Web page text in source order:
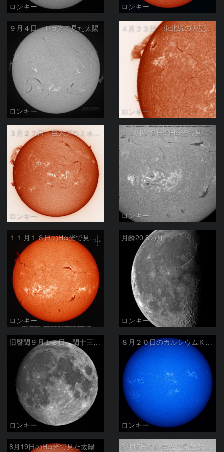
ロンキー ロンキー
９月４日 Ｈα光で見た太陽
ロンキー
４月２３日 東北縁の大型プロミネンス
ロンキー
ロンキー
１１月１９日のHα光で見た活動領域
ロンキー
１１月１８日のHα光で見た太陽
ロンキー
月齢20.8の月
ロンキー
旧暦閏９月１３日 閏十三夜の月
ロンキー
８月２０日のカルシウムＫ線光で見た太陽画像
ロンキー
8月19日のHα光で見た太陽 8月18日の白色光で見た太陽の赤道付近の黒点群